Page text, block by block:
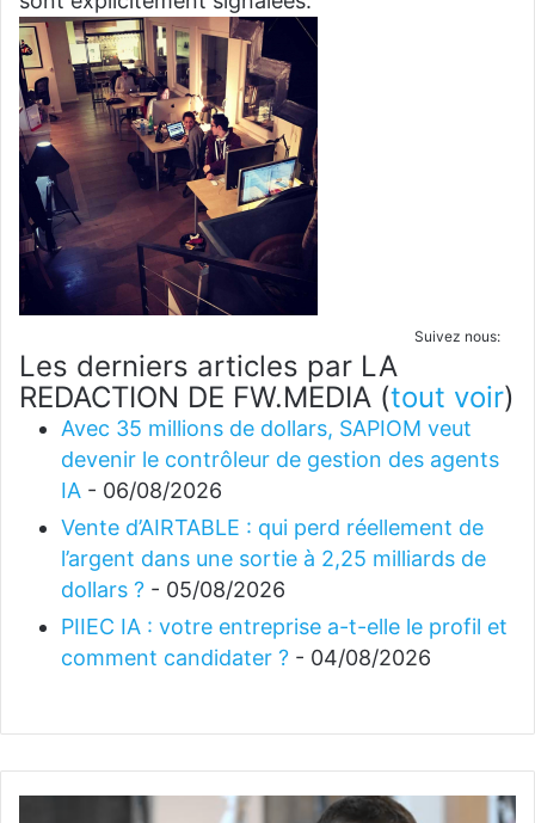
Suivez nous:
Les derniers articles par LA
REDACTION DE FW.MEDIA (tout voir)
Avec 35 millions de dollars, SAPIOM veut
devenir le contrôleur de gestion des agents
IA - 06/08/2026
Vente d’AIRTABLE : qui perd réellement de
l’argent dans une sortie à 2,25 milliards de
dollars ? - 05/08/2026
PIIEC IA : votre entreprise a-t-elle le profil et
comment candidater ? - 04/08/2026